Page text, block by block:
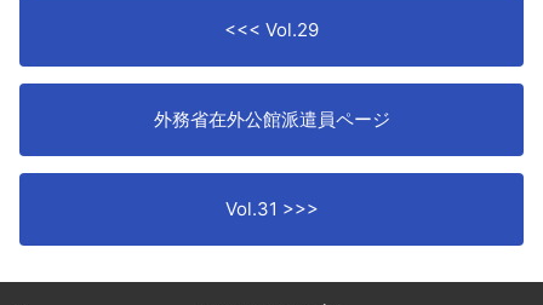
<<< Vol.29
外務省在外公館派遣員ページ
Vol.31 >>>